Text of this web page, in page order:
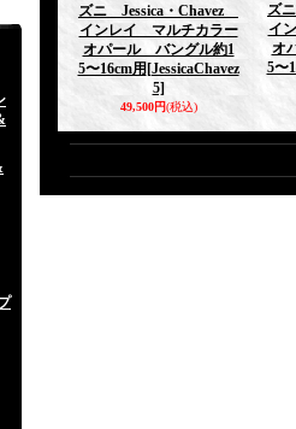
ズニ Jessica・Chavez
インレイ マルチカラー
オパール バングル約1
5〜16cm用 [JessicaChavez
5]
49,500円(税込)
ズ
イ
オ
5〜